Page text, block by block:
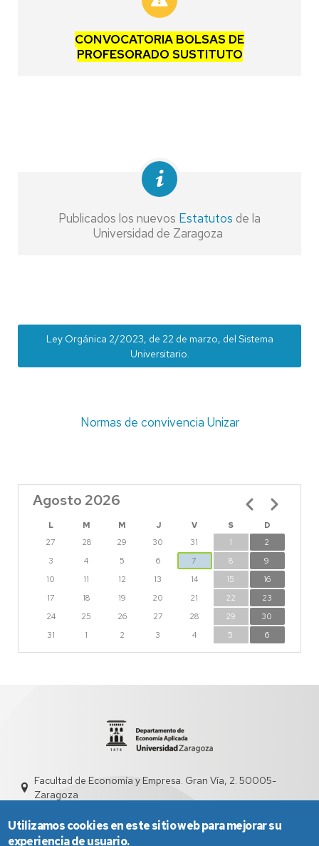
CONVOCATORIA BOLSAS DE
PROFESORADO SUSTITUTO
Publicados los nuevos Estatutos de la
Universidad de Zaragoza
Ley Orgánica 2/2023, de 22 de marzo, del Sistema
Universitario.
Normas de convivencia Unizar
Agosto 2026
L M M J V S
D
27
28 29 30 31 1
2
3
4 5 6 7 8
9
10
11 12 13 14 15
16
17
18 19 20 21 22
23
24
25 26 27 28 29
30
31
1 2 3 4 5 6
Paginación
Facultad de Economía y Empresa. Gran Vía, 2. 50005-
Zaragoza
Utilizamos cookies en este sitio web para mejorar su
experiencia de usuario.